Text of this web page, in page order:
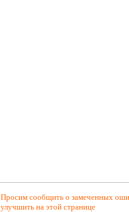
Просим сообщить о замеченных
улучшить на этой странице